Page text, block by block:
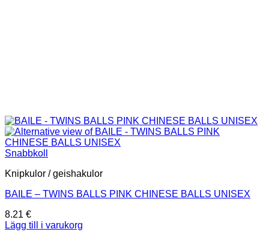
Snabbkoll
Knipkulor / geishakulor
BAILE – TWINS BALLS PINK CHINESE BALLS UNISEX
8.21 €
Lägg till i varukorg